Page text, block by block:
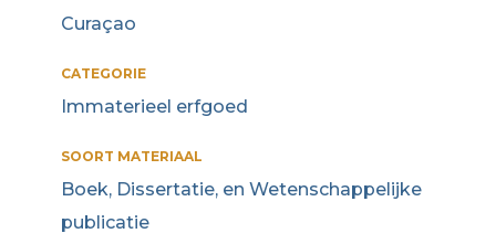
Curaçao
CATEGORIE
Immaterieel erfgoed
SOORT MATERIAAL
Boek, Dissertatie, en Wetenschappelijke
publicatie